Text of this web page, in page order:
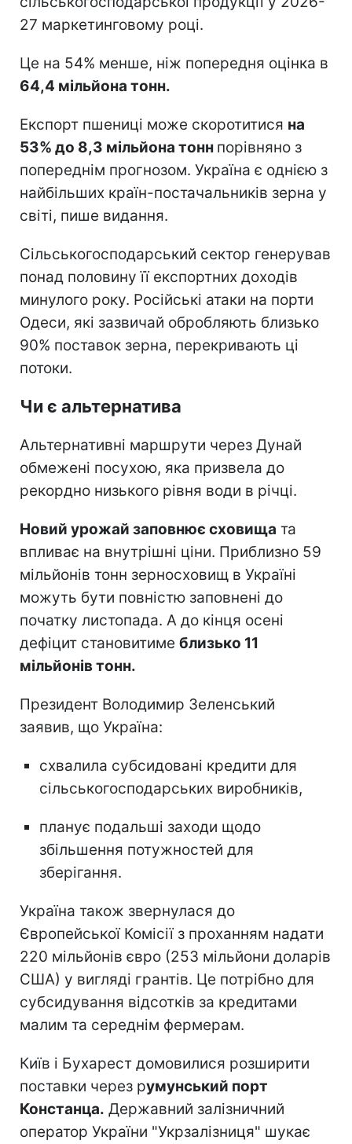
27 маркетинговому році.
Це на 54% менше, ніж попередня оцінка в
64,4 мільйона тонн.
Експорт пшениці може скоротитися на
53% до 8,3 мільйона тонн порівняно з
попереднім прогнозом. Україна є однією з
найбільших країн-постачальників зерна у
світі, пише видання.
Сільськогосподарський сектор генерував
понад половину її експортних доходів
минулого року. Російські атаки на порти
Одеси, які зазвичай обробляють близько
90% поставок зерна, перекривають ці
потоки.
Чи є альтернатива
Альтернативні маршрути через Дунай
обмежені посухою, яка призвела до
рекордно низького рівня води в річці.
Новий урожай заповнює сховища та
впливає на внутрішні ціни. Приблизно 59
мільйонів тонн зерносховищ в Україні
можуть бути повністю заповнені до
початку листопада. А до кінця осені
дефіцит становитиме близько 11
мільйонів тонн.
Президент Володимир Зеленський
заявив, що Україна:
схвалила субсидовані кредити для
сільськогосподарських виробників,
планує подальші заходи щодо
збільшення потужностей для
зберігання.
Україна також звернулася до
Європейської Комісії з проханням надати
220 мільйонів євро (253 мільйони доларів
США) у вигляді грантів. Це потрібно для
субсидування відсотків за кредитами
малим та середнім фермерам.
Київ і Бухарест домовилися розширити
поставки через румунський порт
Констанца. Державний залізничний
оператор України "Укрзалізниця" шукає